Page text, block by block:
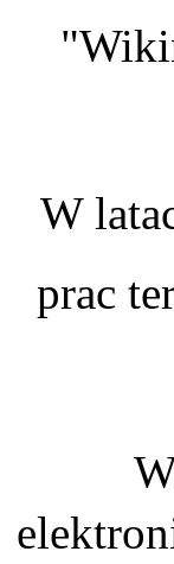
W
prac